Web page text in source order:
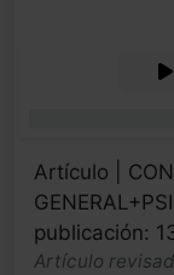
Artículo |
publicación:
Artículo